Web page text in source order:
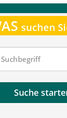
suchen
Suche